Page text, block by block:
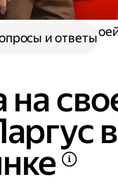
Работа на
на
в
и ответы